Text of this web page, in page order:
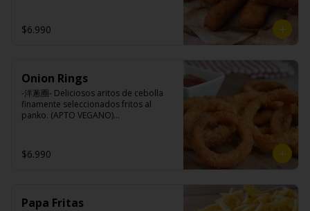
Ingredientes:
Queso mozzarella, harina de trigo,
$6.990
Onion Rings
-洋蔥圈- Deliciosos aritos de cebolla
finamente seleccionados fritos al
panko. (APTO VEGANO)
Ingredientes:
$6.990
Papa Fritas